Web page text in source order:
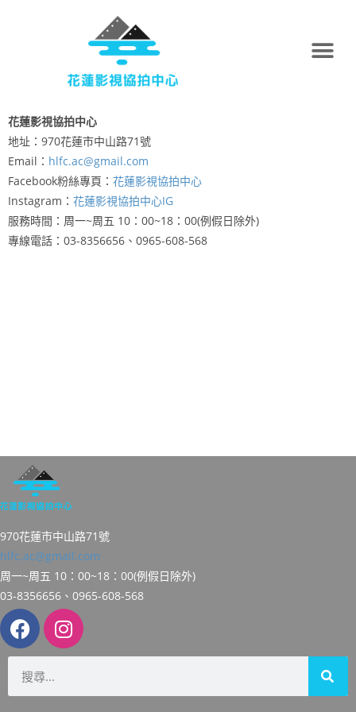
花蓮影視協拍中心
地址：970花蓮市中山路71號
Email： hlfc.ac@gmail.com
Facebook粉絲專頁： 花蓮影視協拍中心
Instagram： 花蓮影視協拍中心IG
服務時間：周一~周五 10：00~18：00(例假日除外)
專線電話：03-8356656、0965-608-568
970花蓮市中山路71號
hlfc.ac@gmail.com
周一~周五 10：00~18：00(例假日除外)
03-8356656、0965-608-568